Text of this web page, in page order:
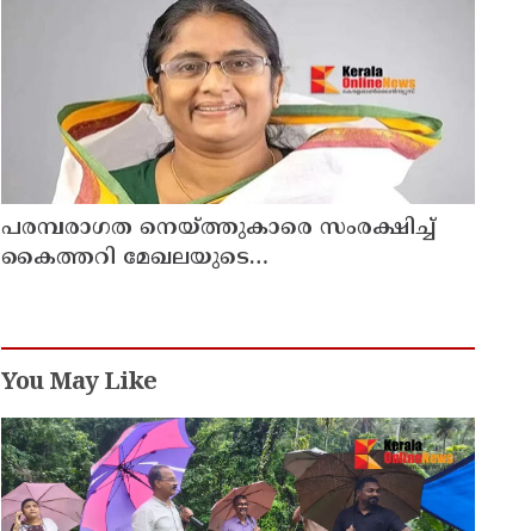
പരമ്പരാഗത നെയ്ത്തുകാരെ സംരക്ഷിച്ച്
കൈത്തറി മേഖലയുടെ
You May Like